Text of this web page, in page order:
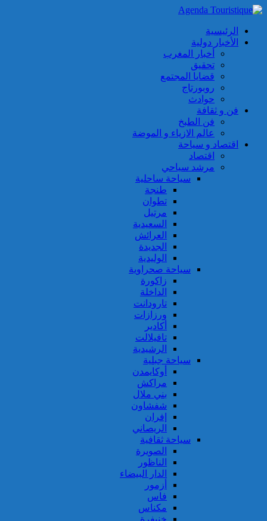
الرئيسية
الأخبار دولية
أخبار المغرب
تحقيق
قضايا المجتمع
روبورتاج
حوادث
فن و ثقافة
فن الطبخ
عالم الازياء و الموضة
اقتصاد و سياحة
اقتصاد
مرشد سياحي
سياحة ساحلية
طنجة
تطوان
مرتيل
السعيدية
العرائش
الجديدة
الوليدية
سياحة صحراوية
زاكورة
الداخلة
تارودانت
ورزازات
أكادير
تافيلالت
الرشيدية
سياحة جبلية
أوكايمدن
مراكش
بني ملال
شفشاون
إفران
الريصاني
سياحة ثقافية
الصويرة
الناظور
الدار البيضاء
أزمور
فاس
مكناس
خنيفرة